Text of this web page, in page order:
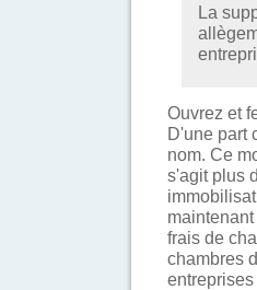
La
Ouvrez et
D'une part
nom. Ce
s'agit plus
frais de
chambres